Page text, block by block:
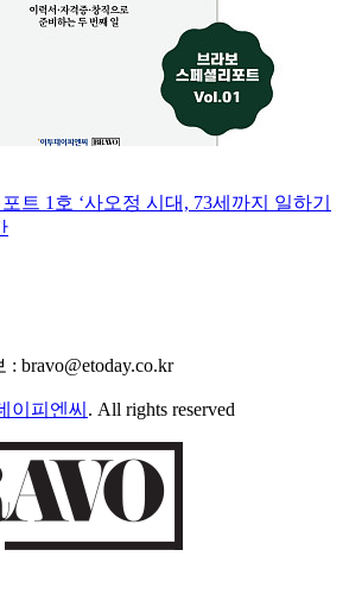
트 1호 ‘사오정 시대, 73세까지 일하기
bravo@etoday.co.kr
이피엔씨 . All rights reserved